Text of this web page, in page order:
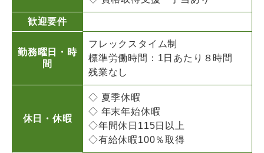
歓迎要件
勤務曜日・時
間
フレックスタイム制
標準労働時間：1日あたり８時間
残業なし
休日・休暇
◇ 夏季休暇
◇ 年末年始休暇
◇年間休日115日以上
◇有給休暇100％取得